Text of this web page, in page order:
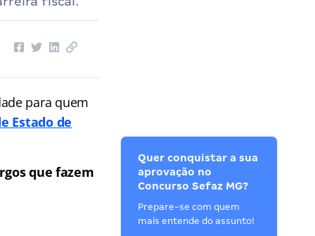
para quem
Estado de
que fazem
Quer conquistar a sua
aprovação no
Concurso Sefaz MG?
Prepare-se com quem
mais entende do assunto!